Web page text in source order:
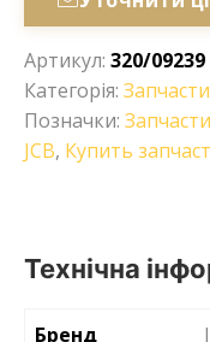
Артикул: 320/09239
Категорія:
Позначки:
JCB, Купить
Технічна
Бренд